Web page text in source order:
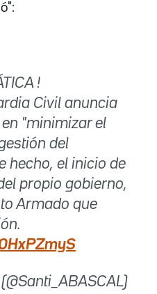
!
Civil anuncia
"minimizar el
del
hecho, el inicio de
propio gobierno,
Armado que